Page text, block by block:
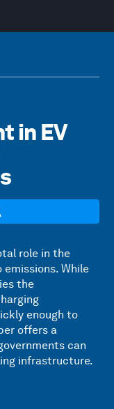
in EV
role in the
While
the
enough to
offers a
can
infrastructure.